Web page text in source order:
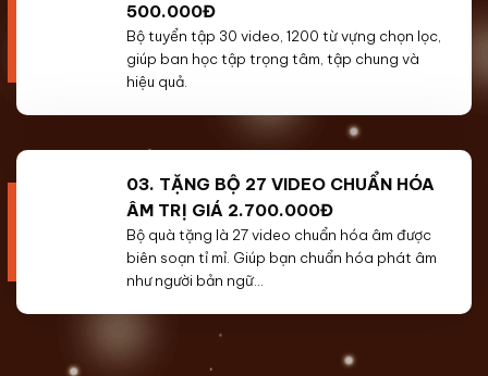
500.000Đ
Bộ tuyển tập 30 video, 1200 từ vựng chọn lọc,
giúp ban học tập trọng tâm, tập chung và
hiệu quả.
03. TẶNG BỘ 27 VIDEO CHUẨN HÓA
ÂM TRỊ GIÁ 2.700.000Đ
Bộ quà tặng là 27 video chuẩn hóa âm được
biên soạn tỉ mỉ. Giúp bạn chuẩn hóa phát âm
như người bản ngữ…